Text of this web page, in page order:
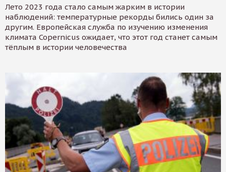
Лето 2023 года стало самым жарким в истории
наблюдений: температурные рекорды бились один за
другим. Европейская служба по изучению изменения
климата Copernicus ожидает, что этот год станет самым
тёплым в истории человечества